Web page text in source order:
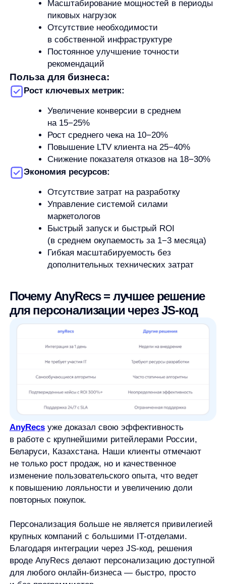
не просто улучшит пользовательский опыт — это
напрямую конвертируется в рост продаж,
увеличение среднего чека и повышение
лояльности клиентов.
Узнайте, как увеличить продажи и удержание
клиентов с помощью AnyRecs —
заявку прямо сейчас и получите
системы в ваш бизнес.
09.12.2025
интернет-магазина
Свяжитесь со мной
Продукты
anyRecs
anyReviews
Материалы
Документация
по интеграции
об IT-деятельности
any-hello@tbank.ru
support@diginetica.com
+7 (985) 674-48-98
Вакансии
Документы
Лицензионный договор-оферта
Политика обработки персональных данных
Рекомендательные алгоритмы
Деятельность в области ИТ
Согласие на получение рекламных и информационных
Руководство пользователя
Функциональные характеристики программного обеспечения
ПО распространяется в виде интернет-сервиса, специальные действия по